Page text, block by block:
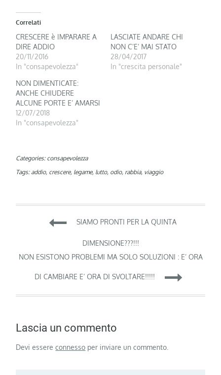
Correlati
CRESCERE è IMPARARE A
DIRE ADDIO
20/11/2016
In "consapevolezza"
LASCIATE ANDARE CHI
NON C’E’ MAI STATO
28/04/2017
In "crescita personale"
NON DIMENTICATE:
ANCHE CHIUDERE
ALCUNE PORTE E’ AMARSI
12/07/2018
In "consapevolezza"
Categories: consapevolezza
Tags: addio, crescere, legame, lutto, odio, rabbia, viaggio
Navigazione
articoli
SIAMO PRONTI PER LA QUINTA
DIMENSIONE???!!!
NON ESISTONO PROBLEMI MA SOLO SOLUZIONI : E’ ORA
DI CAMBIARE E’ ORA DI SVOLTARE!!!!!
Lascia un commento
Devi essereconnesso per inviare un commento.